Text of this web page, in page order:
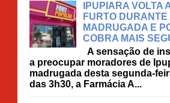
IPUPIARA VOLTA
FURTO DURANTE
MADRUGADA E
COBRA MAIS
A sensação de
a preocupar moradores de
madrugada desta segunda-
das 3h30, a Farmácia A...